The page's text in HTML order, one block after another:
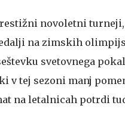
novoletni
na zimskih
svetovnega
v tej sezoni manj
na letalnicah potrdi